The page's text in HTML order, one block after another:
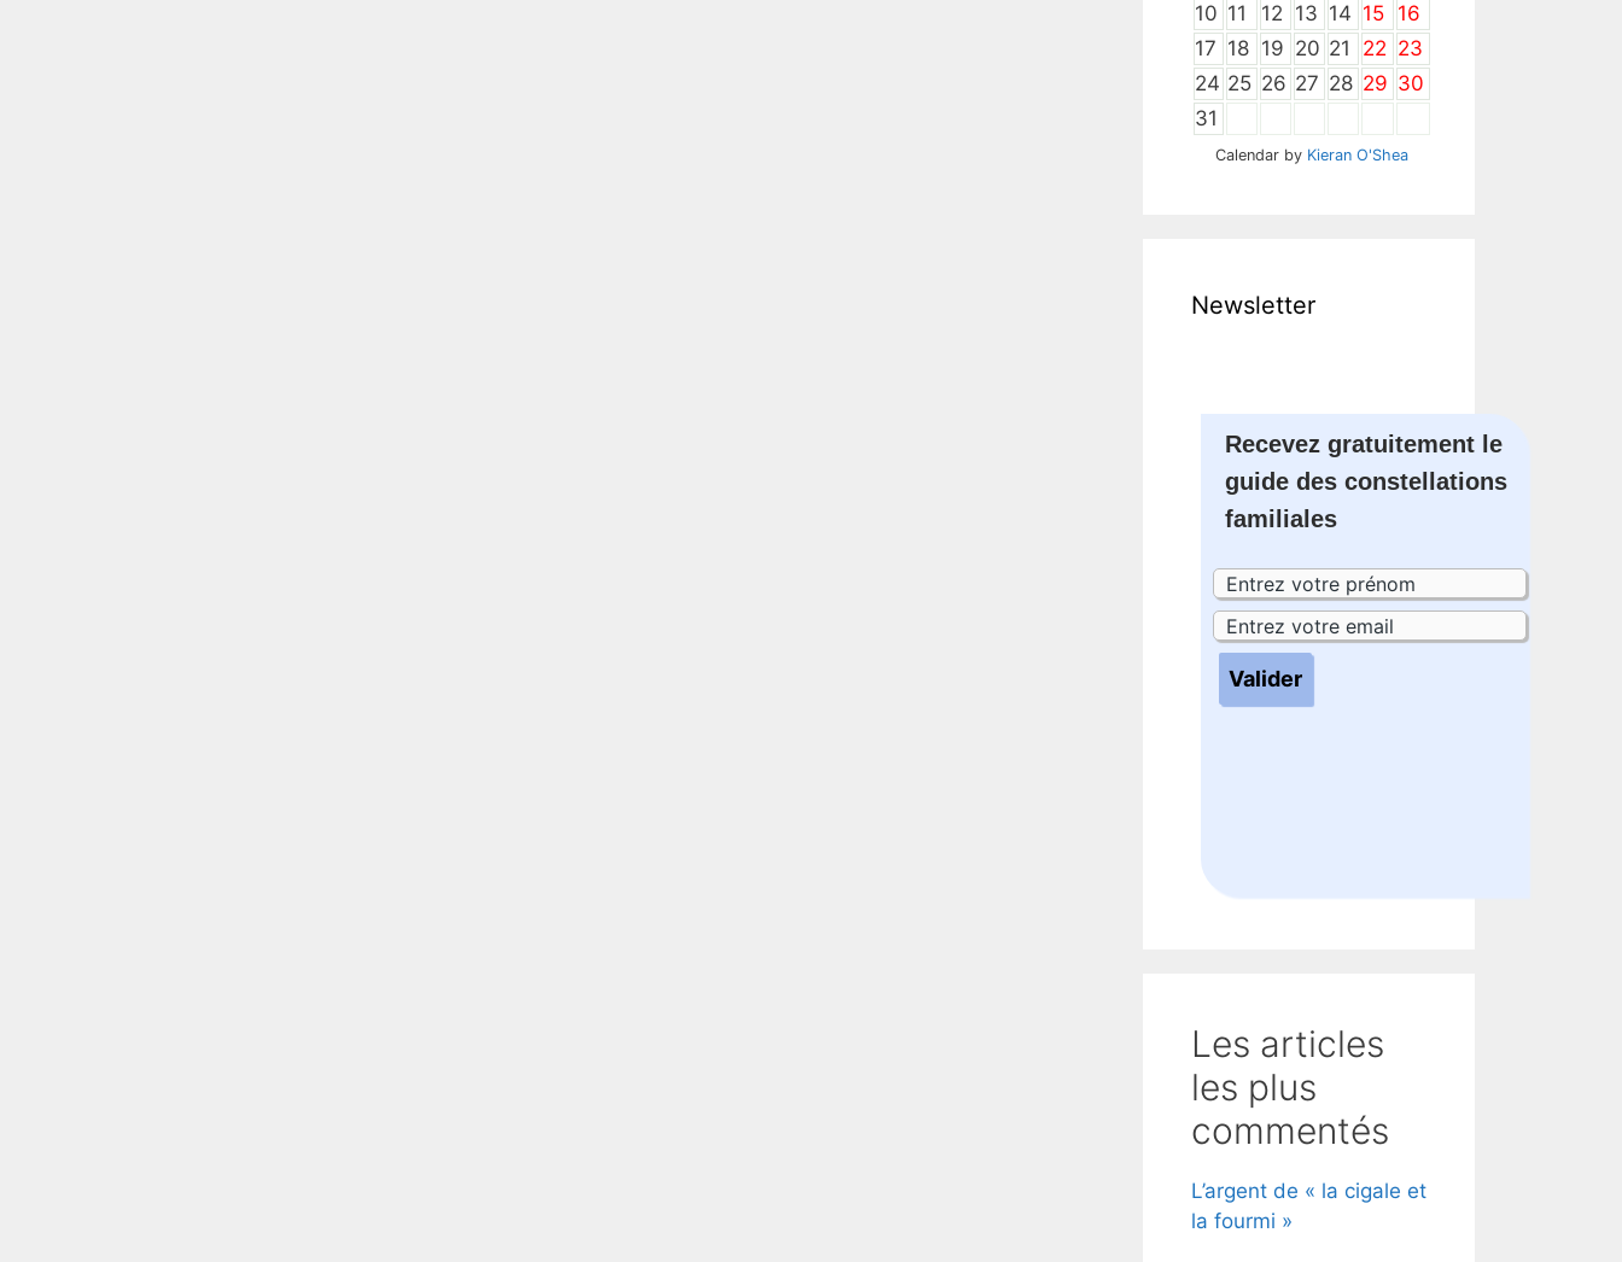
10 11 12 13 14 15 16
17 18 19 20 21 22 23
24 25 26 27 28 29 30
31
Calendar by Kieran O'Shea
Newsletter
Recevez gratuitement le
guide des constellations
familiales
Les articles
les plus
commentés
L’argent de « la cigale et
la fourmi »